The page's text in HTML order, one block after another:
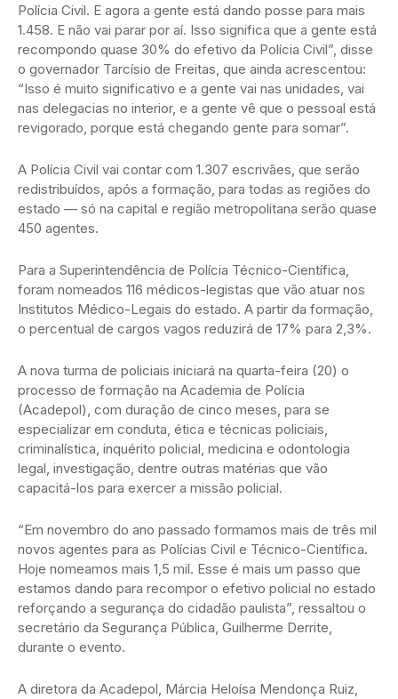
Polícia Civil. E agora a gente está dando posse para mais
1.458. E não vai parar por aí. Isso significa que a gente está
recompondo quase 30% do efetivo da Polícia Civil”, disse
o governador Tarcísio de Freitas, que ainda acrescentou:
“Isso é muito significativo e a gente vai nas unidades, vai
nas delegacias no interior, e a gente vê que o pessoal está
revigorado, porque está chegando gente para somar”.
A Polícia Civil vai contar com 1.307 escrivães, que serão
redistribuídos, após a formação, para todas as regiões do
estado — só na capital e região metropolitana serão quase
450 agentes.
Para a Superintendência de Polícia Técnico-Científica,
foram nomeados 116 médicos-legistas que vão atuar nos
Institutos Médico-Legais do estado. A partir da formação,
o percentual de cargos vagos reduzirá de 17% para 2,3%.
A nova turma de policiais iniciará na quarta-feira (20) o
processo de formação na Academia de Polícia
(Acadepol), com duração de cinco meses, para se
especializar em conduta, ética e técnicas policiais,
criminalística, inquérito policial, medicina e odontologia
legal, investigação, dentre outras matérias que vão
capacitá-los para exercer a missão policial.
“Em novembro do ano passado formamos mais de três mil
novos agentes para as Polícias Civil e Técnico-Científica.
Hoje nomeamos mais 1,5 mil. Esse é mais um passo que
estamos dando para recompor o efetivo policial no estado
reforçando a segurança do cidadão paulista”, ressaltou o
secretário da Segurança Pública, Guilherme Derrite,
durante o evento.
A diretora da Acadepol, Márcia Heloísa Mendonça Ruiz,